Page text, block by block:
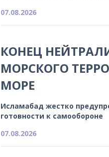
07.08.2026
КОНЕЦ
МОРСКОГО
МОРЕ
Исламабад жестко
готовности к самообороне
07.08.2026